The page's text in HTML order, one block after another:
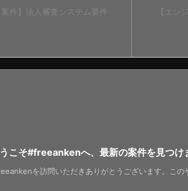
【エン
案件】法人審査システム要件
こそ#freeankenへ、最新の案件を見つけ
を訪問いただきありがとうございます。この